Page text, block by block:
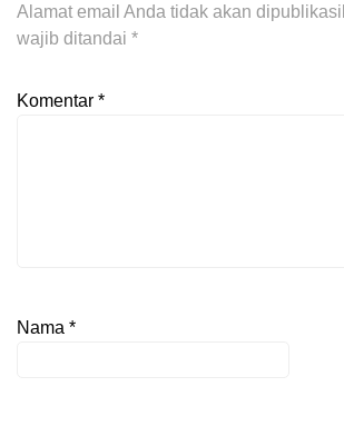
Alamat email Anda tidak akan
wajib ditandai *
Komentar *
Nama *